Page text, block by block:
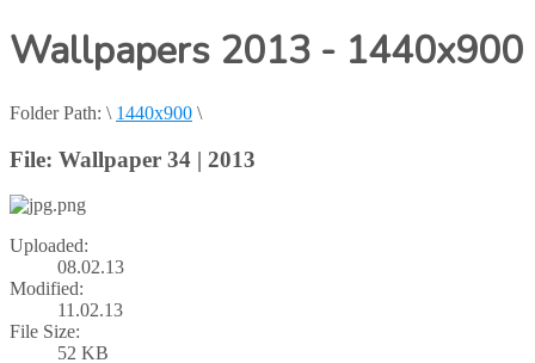
Wallpapers 2013 - 1440x900
Folder Path: \ 1440x900 \
File: Wallpaper 34 | 2013
Uploaded:
08.02.13
Modified:
11.02.13
File Size:
52 KB